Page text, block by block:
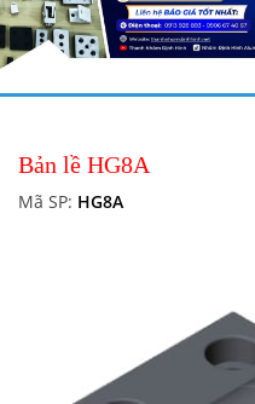
Bản lề HG8A
Mã SP: HG8A